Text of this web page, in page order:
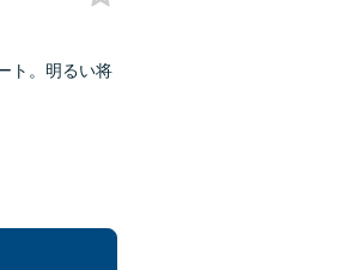
ト。明るい将